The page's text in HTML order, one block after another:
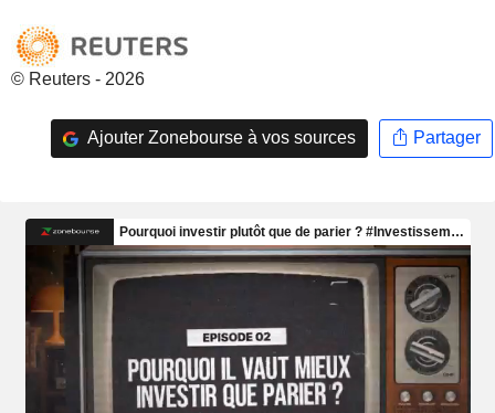
© Reuters - 2026
Ajouter Zonebourse à vos sources Partager